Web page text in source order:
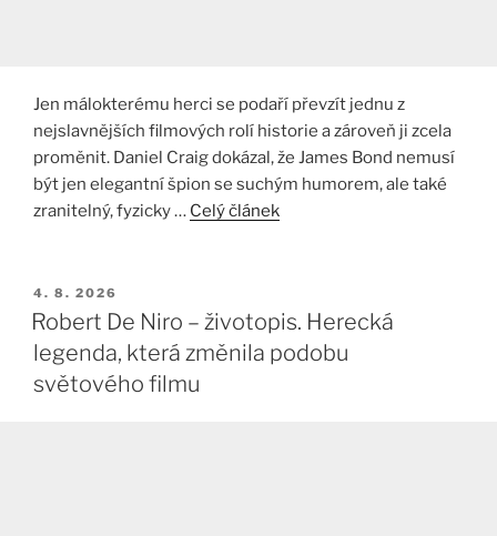
Jen málokterému herci se podaří převzít jednu z
nejslavnějších filmových rolí historie a zároveň ji zcela
proměnit. Daniel Craig dokázal, že James Bond nemusí
být jen elegantní špion se suchým humorem, ale také
zranitelný, fyzicky … Celý článek
PUBLIKOVÁNO
4. 8. 2026
Robert De Niro – životopis. Herecká
legenda, která změnila podobu
světového filmu